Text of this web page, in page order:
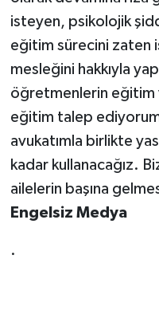
isteyen, psikolojik
eğitim sürecini
mesleğini hakkıyla
öğretmenlerin eğitim
eğitim talep
avukatımla birlikte
kadar kullanacağız.
ailelerin başına
Engelsiz Medya
.